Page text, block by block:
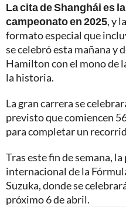
La cita de Shanghái es
campeonato en 2025, y
formato especial que
se celebró esta mañana y
Hamilton con el mono de
la historia.
La gran carrera se
previsto que comiencen
para completar un
Tras este fin de semana,
internacional de la
Suzuka, donde se
próximo 6 de abril.